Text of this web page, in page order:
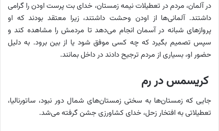
در آلمان، مردم در تعطیلات نیمه زمستان، خدای بت پرست اودن را گرامی
داشتند. آلمانی‌ها از اودن وحشت داشتند، زیرا معتقد بودند که او
پروازهای شبانه در آسمان انجام می‌دهد تا مردمش را مشاهده کند و
سپس تصمیم بگیرد که چه کسی موفق شود یا از بین برود. به دلیل
حضور او، بسیاری از مردم ترجیح دادند در داخل بمانند.
کریسمس در رم
جایی که زمستان‌ها به سختی زمستان‌های شمال دور نبود، ساتورنالیا،
تعطیلاتی به افتخار زحل، خدای کشاورزی جشن گرفته می‌شد.